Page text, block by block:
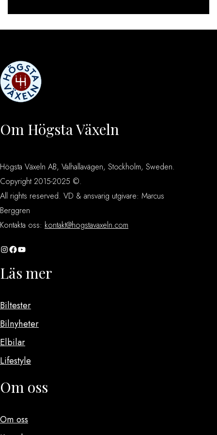
Om Högsta Växeln
Högsta Växeln AB, Valhallavägen, Stockholm, Sweden.
Copyright 2015-2025 ©.
All rights reserved. VD & ansvarig utgivare: Marcus
Berggren
Kontakta oss: kontakt@hogstavaxeln.com
InstagramFacebook YouTube
Läs mer
Biltester
Bilnyheter
Elbilar
Lifestyle
Om oss
Om oss